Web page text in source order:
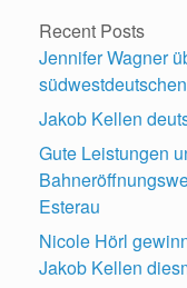
Recent Posts
Jennifer Wagner
Jakob Kellen
Gute Leistungen
Esterau
Nicole Hörl
Jakob Kellen